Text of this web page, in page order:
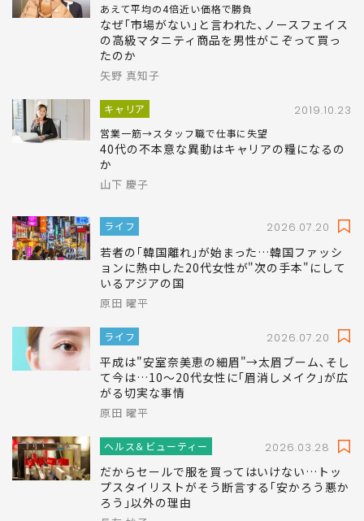
あえて平均の4倍近い価格で勝負
なぜ｢市場がない｣と言われた､ノースフェイス
の高級マタニティ商品を男性がこぞって買っ
たのか
矢野 真知子
キャリア 2019.10.23
営業一筋→スタッフ職で仕事に失望
40代の不本意な異動はキャリアの糧になるの
か
山下 慶子
ライフ 2026.07.20
若者の｢韓国離れ｣が始まった…韓国ファッシ
ョンに熱中した20代女性が"次の手本"にして
いるアジアの国
原田 曜平
ライフ 2026.07.20
平成は"安室奈美恵の細眉"→太眉ブーム､そし
て今は…10～20代女性に｢眉消しメイク｣が広
がる切実な事情
原田 曜平
ヘルス＆ビューティー 2026.03.28
だからセールで服を買ってはいけない…トッ
プスタイリストがそう断言する｢安かろう悪か
ろう｣以外の理由